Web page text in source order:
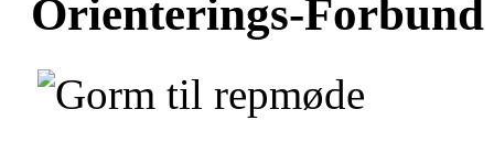
Orienterings-Forbund